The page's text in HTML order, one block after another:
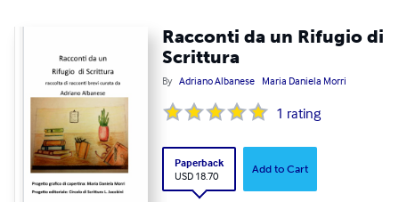
Racconti da un Rifugio di
Scrittura
By Adriano Albanese Maria Daniela Morri
1 rating
Paperback
USD 18.70
Add to Cart